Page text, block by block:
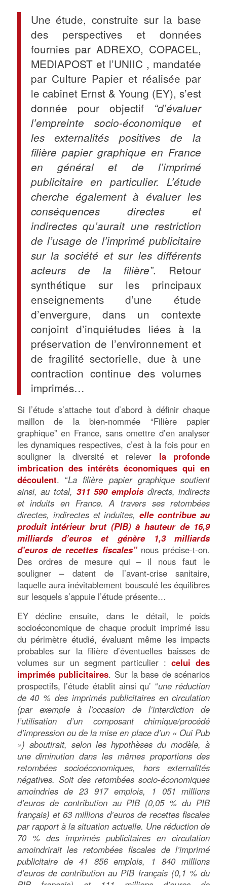
Une étude, construite sur la base
des perspectives et données
fournies par ADREXO, COPACEL,
MEDIAPOST et l’UNIIC , mandatée
par Culture Papier et réalisée par
le cabinet Ernst & Young (EY), s’est
donnée pour objectif “d’évaluer
l’empreinte socio-économique et
les externalités positives de la
filière papier graphique en France
en général et de l’imprimé
publicitaire en particulier. L’étude
cherche également à évaluer les
conséquences directes et
indirectes qu’aurait une restriction
de l’usage de l’imprimé publicitaire
sur la société et sur les différents
acteurs de la filière”. Retour
synthétique sur les principaux
enseignements d’une étude
d’envergure, dans un contexte
conjoint d’inquiétudes liées à la
préservation de l’environnement et
de fragilité sectorielle, due à une
contraction continue des volumes
imprimés…
Si l’étude s’attache tout d’abord à définir chaque
maillon de la bien-nommée “Filière papier
graphique” en France, sans omettre d’en analyser
les dynamiques respectives, c’est à la fois pour en
souligner la diversité et relever la profonde
imbrication des intérêts économiques qui en
découlent. “La filière papier graphique soutient
ainsi, au total, 311 590 emploisdirects, indirects
et induits en France. A travers ses retombées
directes, indirectes et induites, elle contribue au
produit intérieur brut (PIB) à hauteur de 16,9
milliards d’euros et génère 1,3 milliards
d’euros de recettes fiscales”nous précise-t-on.
Des ordres de mesure qui – il nous faut le
souligner – datent de l’avant-crise sanitaire,
laquelle aura inévitablement bousculé les équilibres
sur lesquels s’appuie l’étude présente…
EY décline ensuite, dans le détail, le poids
socioéconomique de chaque produit imprimé issu
du périmètre étudié, évaluant même les impacts
probables sur la filière d’éventuelles baisses de
volumes sur un segment particulier :celui des
imprimés publicitaires. Sur la base de scénarios
prospectifs, l’étude établit ainsi qu’ “une réduction
de 40 % des imprimés publicitaires en circulation
(par exemple à l’occasion de l’interdiction de
l’utilisation d’un composant chimique/procédé
d’impression ou de la mise en place d’un « Oui Pub
») aboutirait, selon les hypothèses du modèle, à
une diminution dans les mêmes proportions des
retombées socioéconomiques, hors externalités
négatives. Soit des retombées socio-économiques
amoindries de 23 917 emplois, 1 051 millions
d’euros de contribution au PIB (0,05 % du PIB
français) et 63 millions d’euros de recettes fiscales
par rapport à la situation actuelle. Une réduction de
70 % des imprimés publicitaires en circulation
amoindrirait les retombées fiscales de l’imprimé
publicitaire de 41 856 emplois, 1 840 millions
d’euros de contribution au PIB français (0,1 % du